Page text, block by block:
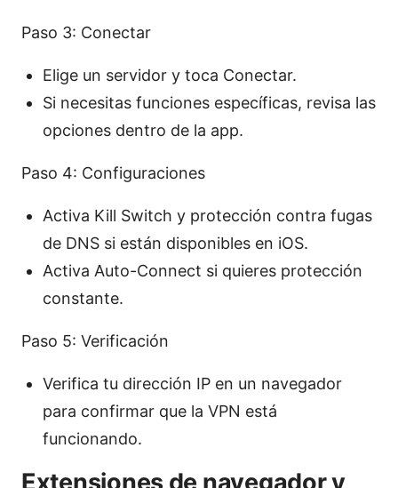
Paso 3: Conectar
Elige un servidor y toca Conectar.
Si necesitas funciones específicas, revisa las
opciones dentro de la app.
Paso 4: Configuraciones
Activa Kill Switch y protección contra fugas
de DNS si están disponibles en iOS.
Activa Auto-Connect si quieres protección
constante.
Paso 5: Verificación
Verifica tu dirección IP en un navegador
para confirmar que la VPN está
funcionando.
Extensiones de navegador y